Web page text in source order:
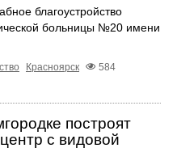
благоустройство
больницы №20 имени
Красноярск
584
построят
с видовой